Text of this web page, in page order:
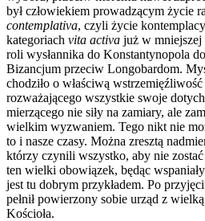
był człowiekiem prowadzącym życie
contemplativa, czyli życie
kategoriach vita activa już w mniejszej
roli wysłannika do Konstantynopola
Bizancjum przeciw Longobardom.
chodziło o właściwą
rozważającego wszystkie swoje
mierzącego nie siły na zamiary, ale
wielkim wyzwaniem. Tego nikt nie
to i nasze czasy. Można zresztą
którzy czynili wszystko, aby nie
ten wielki obowiązek, będąc
jest tu dobrym przykładem. Po
pełnił powierzony sobie urząd z
Kościoła.